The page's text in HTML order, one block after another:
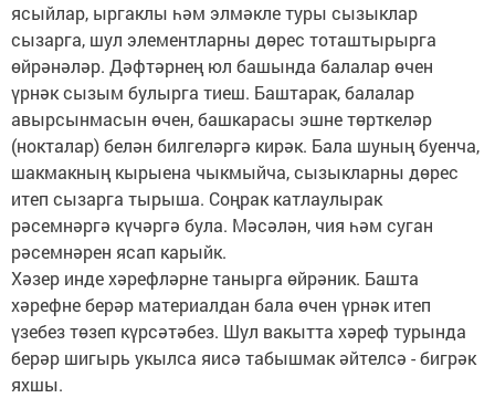
ясыйлар, ыргаклы һәм эл­мәкле туры сызыклар
сызарга, шул элементларны дөрес тоташтырырга
өйрәнәләр. Дәфтәрнең юл башында балалар өчен
үрнәк сызым булырга тиеш. Баштарак, балалар
авырсынмасын өчен, башкарасы эшне төрткеләр
(нокталар) белән билгеләргә кирәк. Бала шуның буенча,
шакмакның кырыена чыкмыйча, сызыкларны дөрес
итеп сызарга тырыша. Соңрак катлаулырак
рәсемнәргә күчәргә була. Мәсәлән, чия һәм суган
рәсемнәрен ясап карыйк.
Хәзер инде хәрефләрне танырга өйрәник. Башта
хәрефне берәр материалдан бала өчен үрнәк итеп
үзебез төзеп күрсәтәбез. Шул вакытта хәреф турында
берәр шигырь укылса яисә табышмак әйтелсә - бигрәк
яхшы.